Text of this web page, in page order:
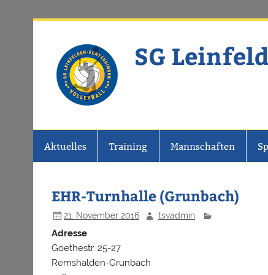
SG
Aktuelles Training Mannschaften
EHR-Turnhalle (Grunbach)
21. November 2016 tsvadmin
Adresse
Goethestr. 25-27
Remshalden-Grunbach